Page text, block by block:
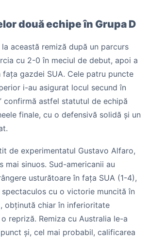
două echipe în Grupa D
această remiză după un parcurs
cu 2-0 în meciul de debut, apoi a
gazdei SUA. Cele patru puncte
i-au asigurat locul secund în
confirmă astfel statutul de echipă
finale, cu o defensivă solidă și un
de experimentatul Gustavo Alfaro,
mai sinuos. Sud-americanii au
usturătoare în fața SUA (1-4),
cu o victorie muncită în
obținută chiar în inferioritate
repriză. Remiza cu Australia le-a
și, cel mai probabil, calificarea